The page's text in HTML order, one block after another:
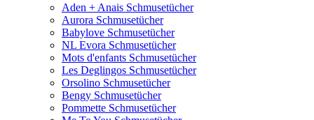
Aden + Anais Schmusetücher
Aurora Schmusetücher
Babylove Schmusetücher
NL Evora Schmusetücher
Mots d'enfants Schmusetücher
Les Deglingos Schmusetücher
Orsolino Schmusetücher
Bengy Schmusetücher
Pommette Schmusetücher